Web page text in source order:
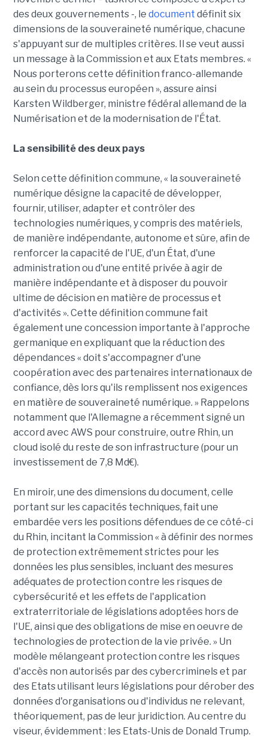
des deux gouvernements -, le document définit six
dimensions de la souveraineté numérique, chacune
s'appuyant sur de multiples critères. Il se veut aussi
un message à la Commission et aux Etats membres. «
Nous porterons cette définition franco-allemande
au sein du processus européen », assure ainsi
Karsten Wildberger, ministre fédéral allemand de la
Numérisation et de la modernisation de l'État.
La sensibilité des deux pays
Selon cette définition commune, « la souveraineté
numérique désigne la capacité de développer,
fournir, utiliser, adapter et contrôler des
technologies numériques, y compris des matériels,
de manière indépendante, autonome et sûre, afin de
renforcer la capacité de l'UE, d'un État, d'une
administration ou d'une entité privée à agir de
manière indépendante et à disposer du pouvoir
ultime de décision en matière de processus et
d'activités ». Cette définition commune fait
également une concession importante à l'approche
germanique en expliquant que la réduction des
dépendances « doit s'accompagner d'une
coopération avec des partenaires internationaux de
confiance, dès lors qu'ils remplissent nos exigences
en matière de souveraineté numérique. » Rappelons
notamment que l'Allemagne a récemment signé un
accord avec AWS pour construire, outre Rhin, un
cloud isolé du reste de son infrastructure (pour un
investissement de 7,8 Md€).
En miroir, une des dimensions du document, celle
portant sur les capacités techniques, fait une
embardée vers les positions défendues de ce côté-ci
du Rhin, incitant la Commission « à définir des normes
de protection extrêmement strictes pour les
données les plus sensibles, incluant des mesures
adéquates de protection contre les risques de
cybersécurité et les effets de l'application
extraterritoriale de législations adoptées hors de
l'UE, ainsi que des obligations de mise en oeuvre de
technologies de protection de la vie privée. » Un
modèle mélangeant protection contre les risques
d'accès non autorisés par des cybercriminels et par
des Etats utilisant leurs législations pour dérober des
données d'organisations ou d'individus ne relevant,
théoriquement, pas de leur juridiction. Au centre du
viseur, évidemment : les Etats-Unis de Donald Trump.